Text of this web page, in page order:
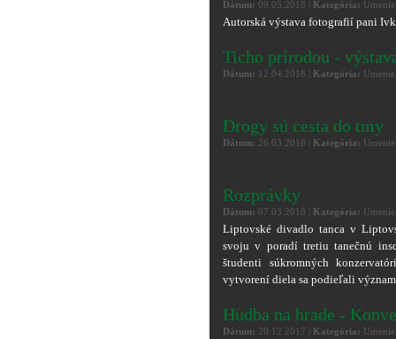
Dátum: 09.05.2018 | Kategória:
Autorská výstava fotografií pani
Ticho prírodou -
Dátum: 12.04.2018 | Kategória:
Drogy sú cesta do tmy
Dátum: 26.03.2018 | Kategória:
Rozprávky
Dátum: 07.03.2018 | Kategória:
Liptovské divadlo tanca v
svoju v poradí tretiu tanečnú
študenti súkromných
vytvorení diela sa podieľali
Hudba na hrade -
Dátum: 20.12.2017 | Kategória: